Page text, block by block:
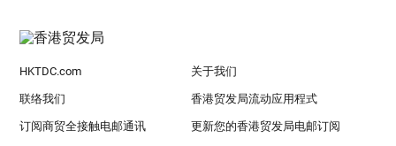
HKTDC.com 关于我们
联络我们 香港贸发局流动应用程式
订阅商贸全接触电邮通讯 更新您的香港贸发局电邮订阅